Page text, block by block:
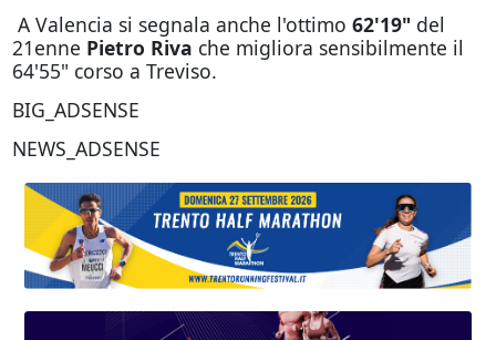
A Valencia si segnala anche l'ottimo 62'19" del
21enne Pietro Riva che migliora sensibilmente il
64'55" corso a Treviso.
BIG_ADSENSE
NEWS_ADSENSE